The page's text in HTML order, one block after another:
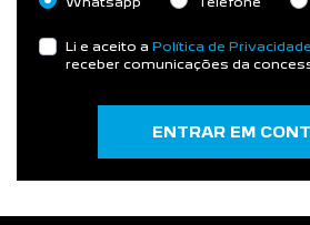
Li e aceito a Política de Privacidade
receber comunicações da
ENTRAR EM